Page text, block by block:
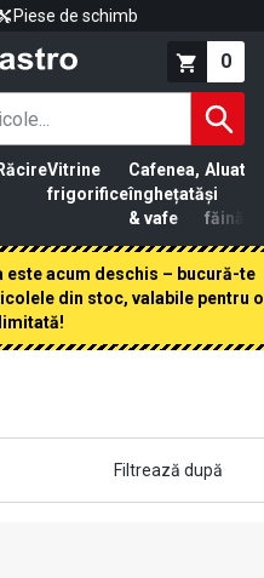
Piese de schimb
0
RăcireVitrine
frigorifice
Cafenea,
înghețată
& vafe
Aluat
și
făină
este acum deschis – bucură-te
din stoc, valabile pentru o
Filtrează după